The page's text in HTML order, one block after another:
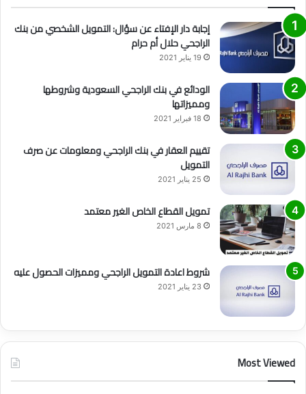
إجابة دار الإفتاء عن سؤال: التمويل الشخصي من بنك
الراجحي حلال أم حرام
19 يناير 2021
الودائع في بنك الراجحي السعودية وشروطها
ومميزاتها
18 فبراير 2021
تقييم العقار في بنك الراجحي ومعلومات عن صرف
التمويل
25 يناير 2021
تمويل القطاع الخاص الغير معتمد
8 مارس 2021
شروط اعادة التمويل الراجحي ومميزات الحصول عليه
23 يناير 2021
Most Viewed